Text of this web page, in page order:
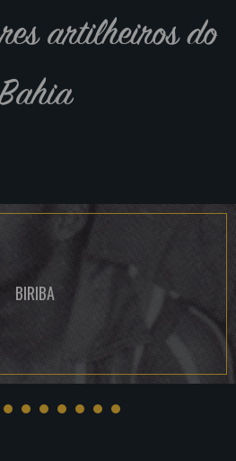
artilheiros do
BIRIBA